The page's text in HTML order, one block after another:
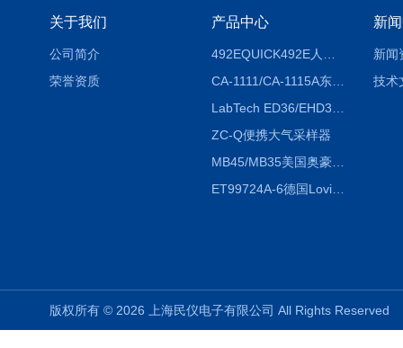
关于我们
公司简介
荣誉资质
产品中心
CA-1111/CA-1115A东京理化EYELA CA-1111/CA-1115A冷却水循环装置
ZC-Q便携大气采样器
MB45/MB35美国奥豪斯OHAUS MB45/MB35卤素红外水分测定仪
ET99724A-6德国Lovibond ET99724A-6微电脑BOD测定仪
新
新闻
技术
版权所有 © 2026 上海民仪电子有限公司 All Rights